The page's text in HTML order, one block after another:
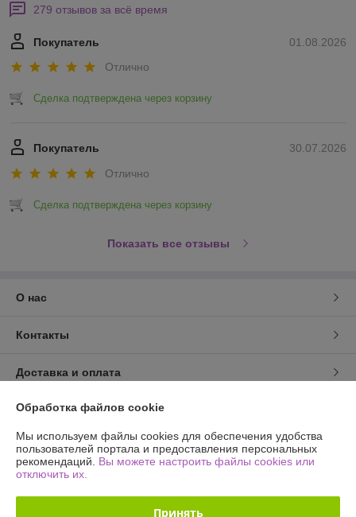
279 отзывов за всё время
01.08.2026
Покупатель
Отлично
Сделка подтверждена через корзину
30.07.2026
Покупатель
Отлично
Сделка подтверждена через корзину
Показать все отзывы
О нас
Контакты
Доставка и оплата
График работы
Полная версия сайта
Обработка файлов cookie
Мы используем файлы cookies для обеспечения удобства
пользователей портала и предоставления персональных
рекомендаций. Вы можете настроить файлы cookies или
отключить их.
Принять